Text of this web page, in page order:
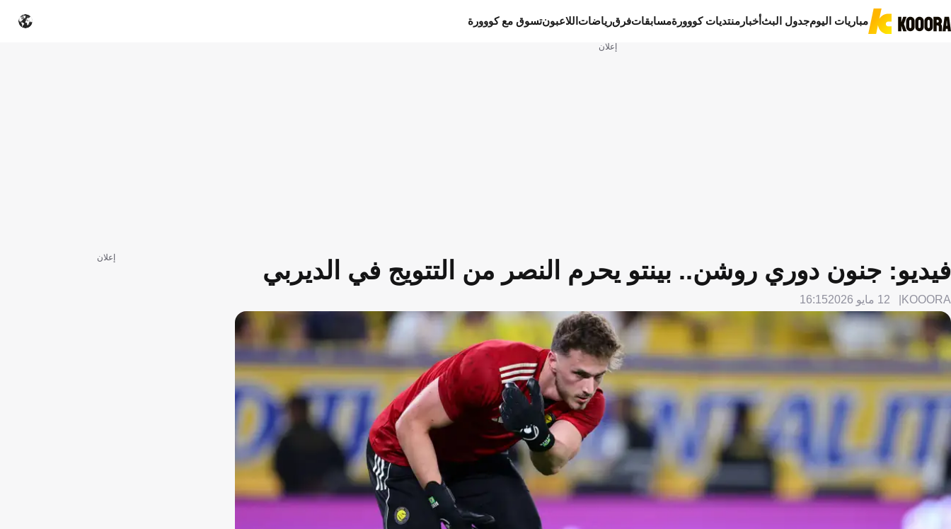
مباريات اليومجدول البثأخبار منتديات كووورةمسابقاتفرقرياضات اللاعبونتسوق مع كووورة
إعلان
فيديو: جنون دوري روشن.. بينتو يحرم النصر من التتويج في الديربي
KOOORA 12 مايو 2026 16:15
إعلان